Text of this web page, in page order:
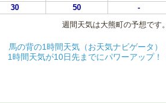
30 50
-
週間天気は大熊町の予想です。
馬の背の1時間天気（お天気ナビゲータ）
1時間天気が10日先までにパワーアップ！